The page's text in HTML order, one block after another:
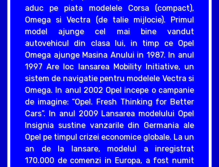
aduc pe piata modelele Corsa (compact),
Omega si Vectra (de talie mijlocie). Primul
model ajunge cel mai bine vandut
autovehicul din clasa lui, in timp ce Opel
Omega ajunge Masina Anului in 1987. In anul
1997 Are loc lansarea Mobility Initiative, un
sistem de navigatie pentru modelele Vectra si
Omega. In anul 2002 Opel incepe o campanie
de imagine: “Opel. Fresh Thinking for Better
Cars”. In anul 2009 Lansarea modelului Opel
Insignia sustine vanzarile din Germania ale
Opel pe timpul crizei economice globale. La un
an de la lansare, modelul a inregistrat
170.000 de comenzi in Europa, a fost numit